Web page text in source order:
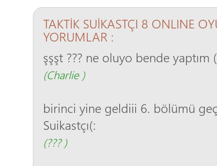
TAKTİK SUİKASTÇI 8 ONLINE
YORUMLAR :
şşşt ??? ne oluyo bende yaptım
(Charlie )
birinci yine geldiii 6. bölümü
Suikastçı(:
(??? )